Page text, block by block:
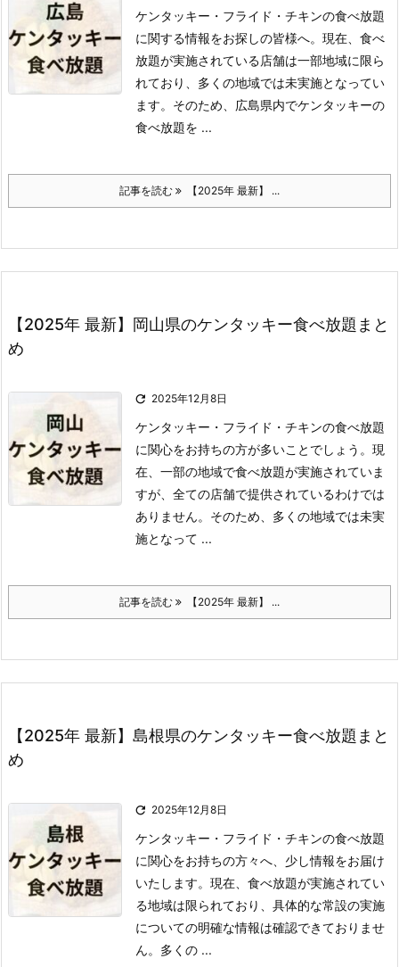
ケンタッキー・フライド・チキンの食べ放題
に関する情報をお探しの皆様へ。 現在、食べ
放題が実施されている店舗は一部地域に限ら
れており、多くの地域では未実施となってい
ます。 そのため、広島県内でケンタッキーの
食べ放題を ...
記事を読む 【2025年 最新】 ...
【2025年 最新】岡山県のケンタッキー食べ放題まと
め
 2025年12月8日
ケンタッキー・フライド・チキンの食べ放題
に関心をお持ちの方が多いことでしょう。 現
在、一部の地域で食べ放題が実施されていま
すが、全ての店舗で提供されているわけでは
ありません。 そのため、多くの地域では未実
施となって ...
記事を読む 【2025年 最新】 ...
【2025年 最新】島根県のケンタッキー食べ放題まと
め
 2025年12月8日
ケンタッキー・フライド・チキンの食べ放題
に関心をお持ちの方々へ、少し情報をお届け
いたします。 現在、食べ放題が実施されてい
る地域は限られており、具体的な常設の実施
についての明確な情報は確認できておりませ
ん。 多くの ...